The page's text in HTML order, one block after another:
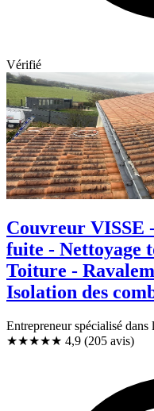
Vérifié
Couvreur VISSE
fuite - Nettoyage
Toiture -
Isolation des
Entrepreneur spécialisé dans
★★★★★ 4,9 (205 avis)